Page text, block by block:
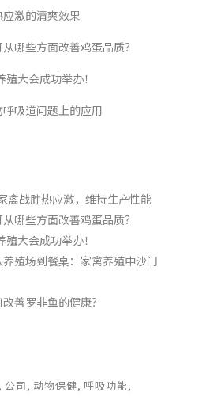
激的清爽效果
哪些方面改善鸡蛋品质？
大会成功举办！
吸道问题上的应用
禽战胜热应激，维持生产性能
哪些方面改善鸡蛋品质？
大会成功举办！
殖场到餐桌：家禽养殖中沙门
善罗非鱼的健康？
公司 动物保健 呼吸功能